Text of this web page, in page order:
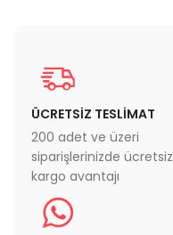
ÜCRETSİZ TESLİMAT
200 adet ve üzeri
siparişlerinizde ücretsiz
kargo avantajı